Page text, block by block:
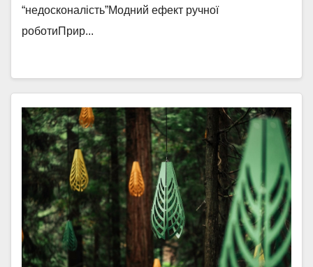
“недосконалість”Модний ефект ручної
роботиПрир...